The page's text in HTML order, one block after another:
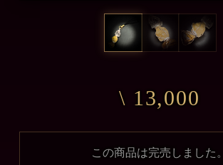
\ 13,000
この商品は完売しました。